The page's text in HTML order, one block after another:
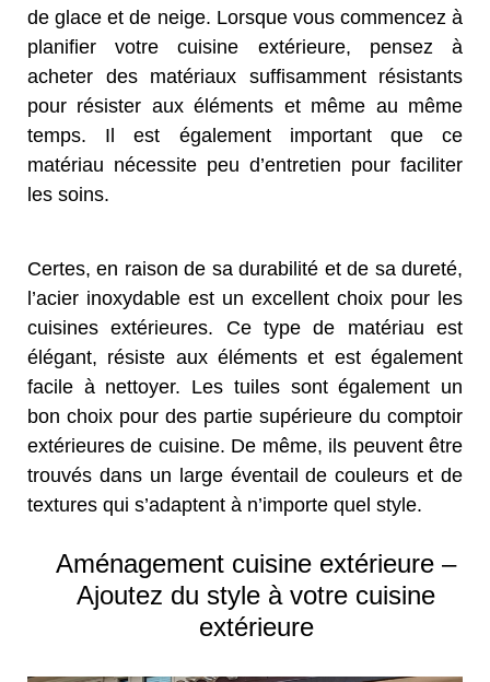
de glace et de neige. Lorsque vous commencez à
planifier votre cuisine extérieure, pensez à
acheter des matériaux suffisamment résistants
pour résister aux éléments et même au même
temps. Il est également important que ce
matériau nécessite peu d’entretien pour faciliter
les soins.
Certes, en raison de sa durabilité et de sa dureté,
l’acier inoxydable est un excellent choix pour les
cuisines extérieures. Ce type de matériau est
élégant, résiste aux éléments et est également
facile à nettoyer. Les tuiles sont également un
bon choix pour des partie supérieure du comptoir
extérieures de cuisine. De même, ils peuvent être
trouvés dans un large éventail de couleurs et de
textures qui s’adaptent à n’importe quel style.
Aménagement cuisine extérieure –
Ajoutez du style à votre cuisine
extérieure